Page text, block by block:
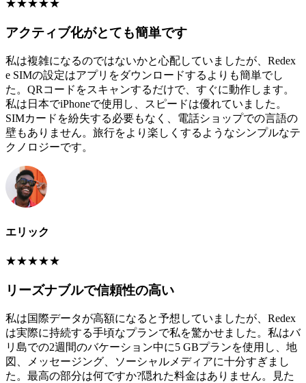
★★★★★
アクティブ化がとても簡単です
私は複雑になるのではないかと心配していましたが、Redex
e SIMの設定はアプリをダウンロードするよりも簡単でし
た。QRコードをスキャンするだけで、すぐに動作します。
私は日本でiPhoneで使用し、スピードは優れていました。
SIMカードを紛失する必要もなく、電話ショップでの言語の
壁もありません。旅行をより楽しくするようなシンプルなテ
クノロジーです。
エリック
★★★★★
リーズナブルで信頼性の高い
私は国際データが高額になると予想していましたが、Redex
は実際に持続する手頃なプランで私を驚かせました。私はバ
リ島での2週間のバケーション中に5 GBプランを使用し、地
図、メッセージング、ソーシャルメディアに十分すぎまし
た。最高の部分は何ですか?隠れた料金はありません。見た